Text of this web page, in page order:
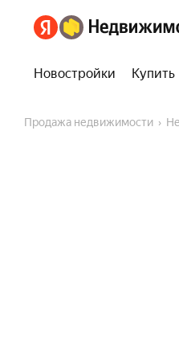
Новостройки Купить
Продажа недвижимости